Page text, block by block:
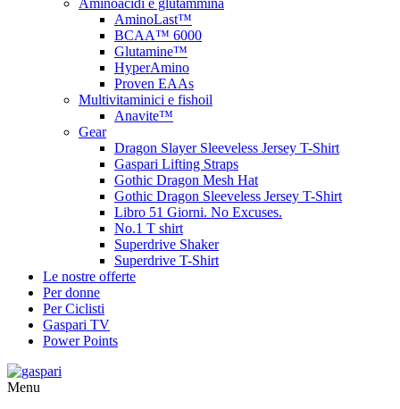
Aminoacidi e glutammina
AminoLast™
BCAA™ 6000
Glutamine™
HyperAmino
Proven EAAs
Multivitaminici e fishoil
Anavite™
Gear
Dragon Slayer Sleeveless Jersey T-Shirt
Gaspari Lifting Straps
Gothic Dragon Mesh Hat
Gothic Dragon Sleeveless Jersey T-Shirt
Libro 51 Giorni. No Excuses.
No.1 T shirt
Superdrive Shaker
Superdrive T-Shirt
Le nostre offerte
Per donne
Per Ciclisti
Gaspari TV
Power Points
Menu